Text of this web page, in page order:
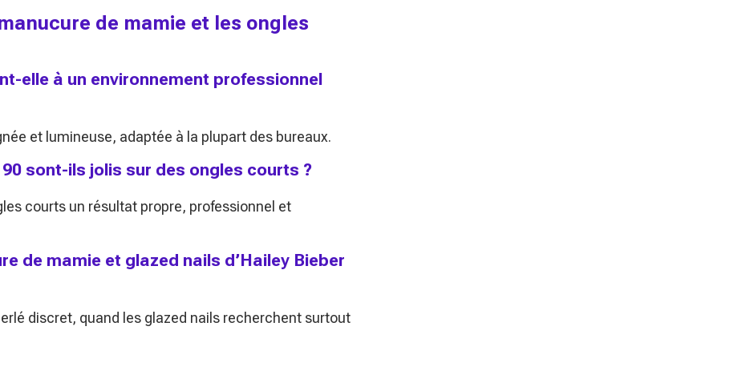
de mamie et les ongles
elle à un environnement professionnel
et lumineuse, adaptée à la plupart des bureaux.
sont-ils jolis sur des ongles courts ?
courts un résultat propre, professionnel et
de mamie et glazed nails d’Hailey Bieber
discret, quand les glazed nails recherchent surtout